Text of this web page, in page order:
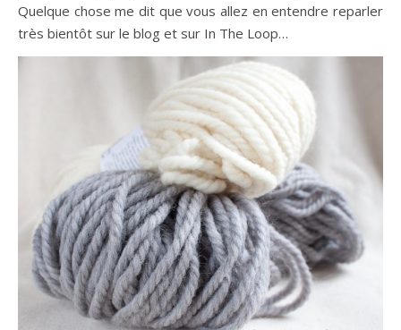
Quelque chose me dit que vous allez en entendre reparler
très bientôt sur le blog et sur In The Loop…